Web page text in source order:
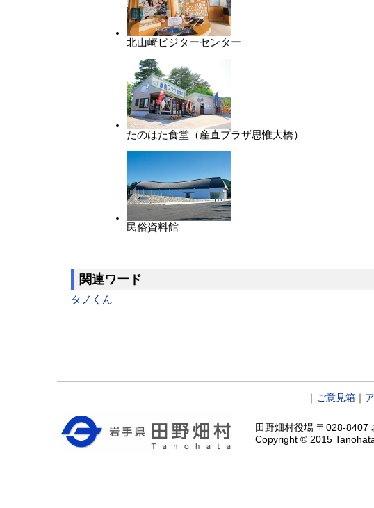
北山崎ビジターセンター
たのはた食堂（産直プラザ思惟大橋）
民俗資料館
関連ワード
タノくん
ご意見箱
田野畑村役場 〒028-
Copyright © 2015